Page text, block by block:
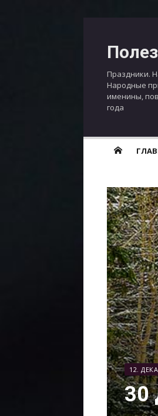
Праздники.
Народные
именины,
года
12.
30